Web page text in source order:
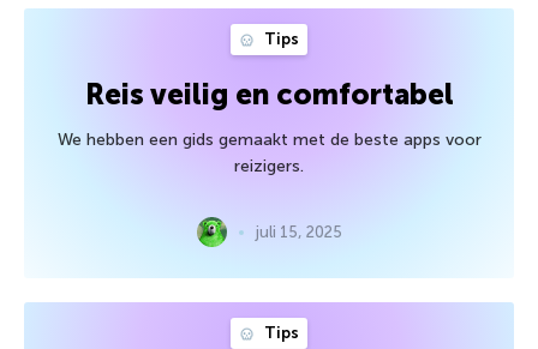
Tips
Reis veilig en comfortabel
We hebben een gids gemaakt met de beste apps voor
reizigers.
juli 15, 2025
Tips